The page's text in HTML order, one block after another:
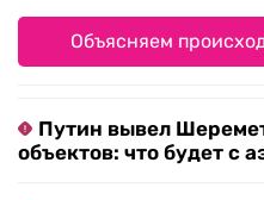
Объясняем
Путин вывел
объектов: что будет с